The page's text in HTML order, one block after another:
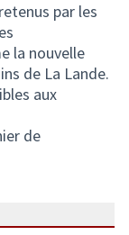
par les
la nouvelle
de La Lande.
aux
de